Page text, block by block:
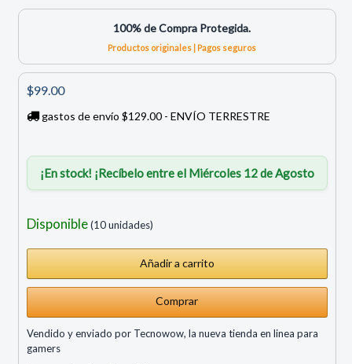
100% de Compra Protegida.
Productos originales | Pagos seguros
$99.00
gastos de envío $129.00 - ENVÍO TERRESTRE
¡En stock! ¡Recíbelo entre el Miércoles 12 de Agosto
Disponible(10 unidades)
Comprar
Vendido y enviado por Tecnowow, la nueva tienda en linea para
gamers